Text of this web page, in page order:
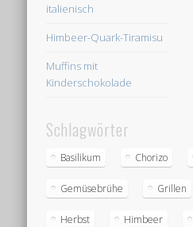
italienisch
Himbeer-Quark-Tiramisu
Muffins mit
Kinderschokolade
Schlagwörter
Basilikum Chorizo
Gemüsebrühe Grillen
Herbst Himbeer